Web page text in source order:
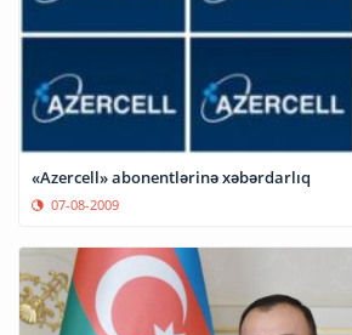
«Azercell» abonentlərinə xəbərdarlıq
07-08-2009